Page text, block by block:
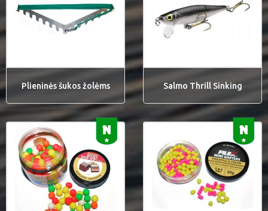
Plieninės šukos žolėms Salmo Thrill Sinking